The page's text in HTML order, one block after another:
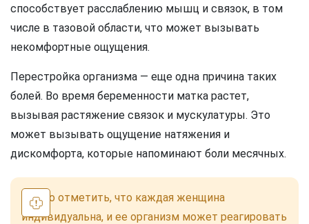
способствует расслаблению мышц и связок, в том
числе в тазовой области, что может вызывать
некомфортные ощущения.
Перестройка организма — еще одна причина таких
болей. Во время беременности матка растет,
вызывая растяжение связок и мускулатуры. Это
может вызывать ощущение натяжения и
дискомфорта, которые напоминают боли месячных.
Важно отметить, что каждая женщина
индивидуальна, и ее организм может реагировать